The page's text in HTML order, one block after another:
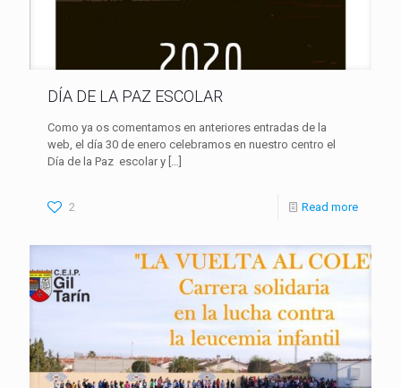
DÍA DE LA PAZ ESCOLAR
Como ya os comentamos en anteriores entradas de la
web, el día 30 de enero celebramos en nuestro centro el
Día de la Paz escolar y […]
2 Read more